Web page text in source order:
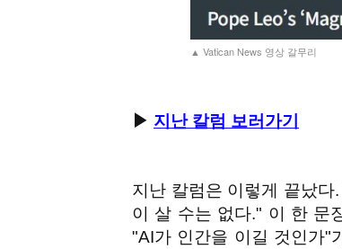
▲ Vatican News 영상 갈무리
▶ 지난 칼럼 보러가기
지난 칼럼은 이렇게 끝났
이 살 수는 없다." 이 한 문
"AI가 인간을 이길 것인가"